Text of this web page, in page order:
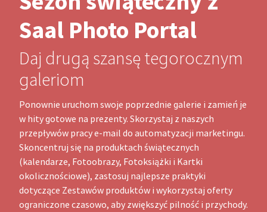
Saal Photo Portal
Daj drugą szansę tegorocznym
galeriom
Ponownie uruchom swoje poprzednie galerie i zamień je
w hity gotowe na prezenty. Skorzystaj z naszych
przepływów pracy e-mail do automatyzacji marketingu.
Skoncentruj się na produktach świątecznych
(kalendarze, Fotoobrazy, Fotoksiążki i Kartki
okolicznościowe), zastosuj najlepsze praktyki
dotyczące Zestawów produktów i wykorzystaj oferty
ograniczone czasowo, aby zwiększyć pilność i przychody.